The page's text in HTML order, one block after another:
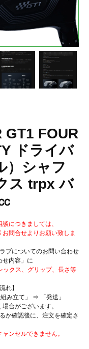
GT1 FOUR
ドライバ
）シャフ
ス trpx バ
につきましては、
問合せよりお願い致しま
ブについてのお問い合わせ
せ内容」に
クス、グリップ、長さ等
れ】
み立て」 ⇒ 「発送」
合がございます。
か確認後に、注文を確定さ
ンセルできません。